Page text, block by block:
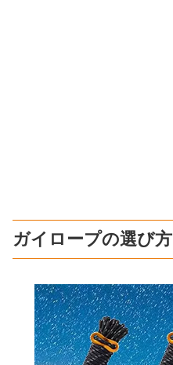
ガイロープの選び方